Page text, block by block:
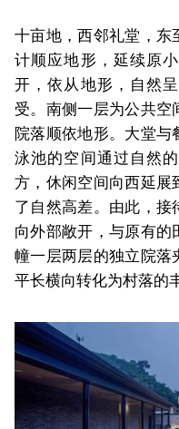
十亩地，西邻礼堂，东
计顺应地形，延续原
开，依从地形，自然
受。南侧一层为公共空
院落顺依地形。大堂
泳池的空间通过自然
方，休闲空间向西延展
了自然高差。由此，
向外部敞开，与原有的
幢一层两层的独立院落
平长横向转化为村落的